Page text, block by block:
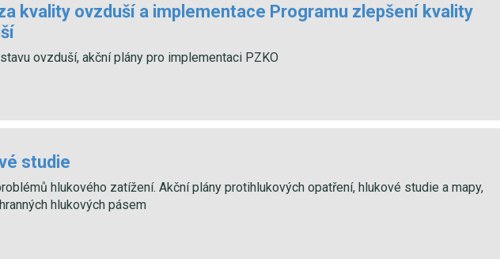
kvality ovzduší a implementace Programu zlepšení kvality
ovzduší, akční plány pro implementaci PZKO
studie
hlukového zatížení. Akční plány protihlukových opatření, hlukové studie a mapy,
hlukových pásem